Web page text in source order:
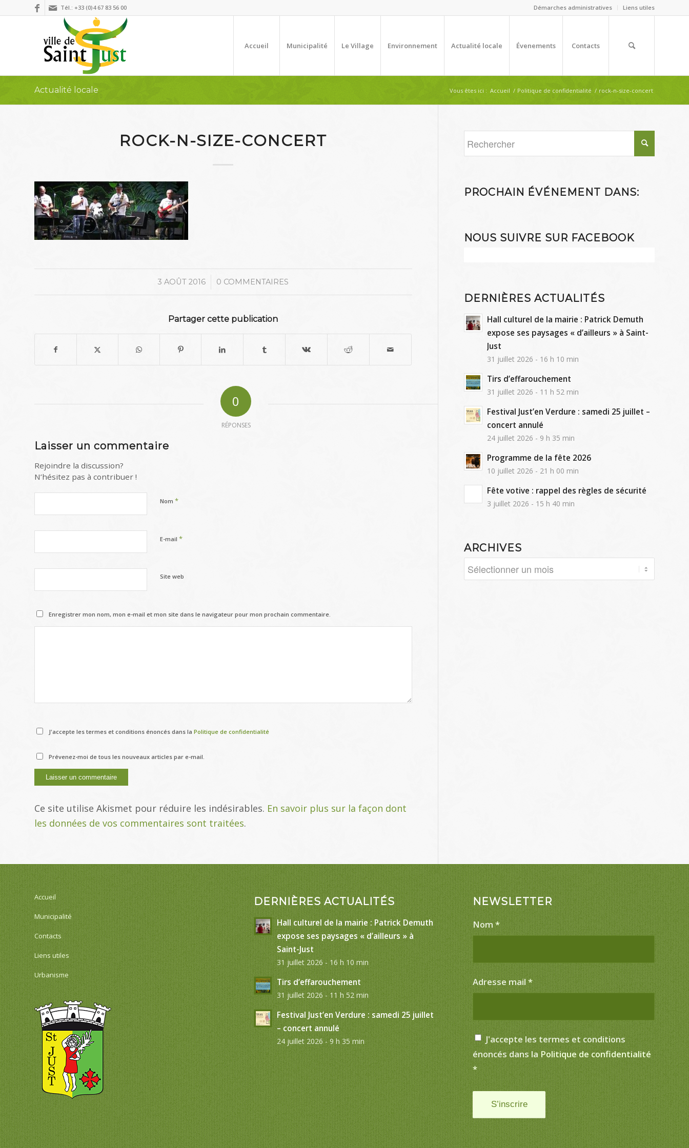
Démarches administratives Liens utiles
Tél.: +33 (0)4 67 83 56 00
Accueil Municipalité Le Village Environnement Actualité locale Évenements Contacts
Actualité locale Vous êtes ici : Accueil / Politique de confidentialité / rock-n-size-concert
ROCK-N-SIZE-CONCERT
3 AOÛT 2016
/ 0 COMMENTAIRES
Partager cette publication
0
RÉPONSES
Laisser un commentaire
Rejoindre la discussion?
N’hésitez pas à contribuer !
Nom *
E-mail *
Site web
Enregistrer mon nom, mon e-mail et mon site dans le navigateur pour mon prochain commentaire.
J'accepte les termes et conditions énoncés dans la Politique de confidentialité
Prévenez-moi de tous les nouveaux articles par e-mail.
Ce site utilise Akismet pour réduire les indésirables. En savoir plus sur la façon dont
les données de vos commentaires sont traitées.
PROCHAIN ÉVÉNEMENT DANS:
NOUS SUIVRE SUR FACEBOOK
DERNIÈRES ACTUALITÉS
Hall culturel de la mairie : Patrick Demuth
expose ses paysages « d’ailleurs » à Saint-
Just
31 juillet 2026 - 16 h 10 min
Tirs d’effarouchement
31 juillet 2026 - 11 h 52 min
Festival Just’en Verdure : samedi 25 juillet –
concert annulé
24 juillet 2026 - 9 h 35 min
Programme de la fête 2026
10 juillet 2026 - 21 h 00 min
Fête votive : rappel des règles de sécurité
3 juillet 2026 - 15 h 40 min
ARCHIVES
Accueil
Municipalité
Contacts
Liens utiles
Urbanisme
DERNIÈRES ACTUALITÉS
Hall culturel de la mairie : Patrick Demuth
expose ses paysages « d’ailleurs » à
Saint-Just
31 juillet 2026 - 16 h 10 min
Tirs d’effarouchement
31 juillet 2026 - 11 h 52 min
Festival Just’en Verdure : samedi 25 juillet
– concert annulé
24 juillet 2026 - 9 h 35 min
NEWSLETTER
Nom*
Adresse mail*
J'accepte les termes et conditions
énoncés dans la Politique de confidentialité
*